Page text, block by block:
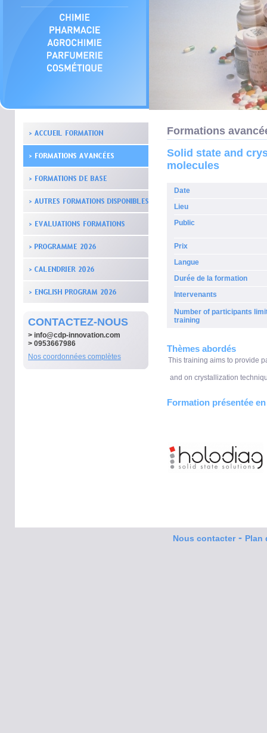
CONTACTEZ-NOUS
> info@cdp-innovation.com
> 0953667986
Nos coordonnées complètes
Formations
Solid state and
molecules
Date
Lieu
Public
Prix
Langue
Durée de la formation
Intervenants
Number of participants
training
Thèmes abordés
This training aims to provide
and on crystallization
Formation présentée
Nous contacter- Plan